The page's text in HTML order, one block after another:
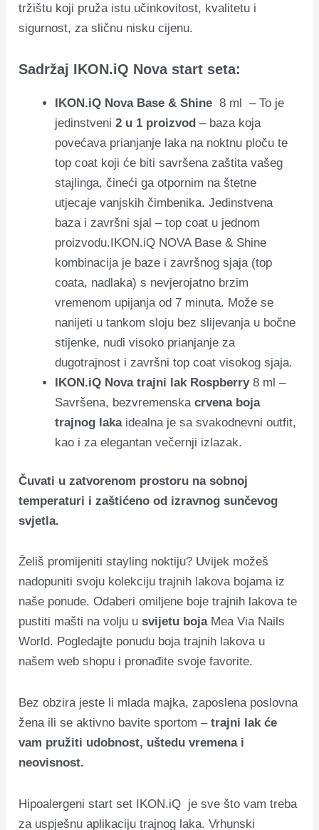
tržištu koji pruža istu učinkovitost, kvalitetu i
sigurnost, za sličnu nisku cijenu.
Sadržaj IKON.iQ Nova start seta:
IKON.iQ Nova Base & Shine 8 ml – To je
jedinstveni2 u 1 proizvod – baza koja
povećava prianjanje laka na noktnu ploču te
top coat koji će biti savršena zaštita vašeg
stajlinga, čineći ga otpornim na štetne
utjecaje vanjskih čimbenika. Jedinstvena
baza i završni sjal – top coat u jednom
proizvodu.IKON.iQ NOVA Base & Shine
kombinacija je baze i završnog sjaja (top
coata, nadlaka) s nevjerojatno brzim
vremenom upijanja od 7 minuta. Može se
nanijeti u tankom sloju bez slijevanja u bočne
stijenke, nudi visoko prianjanje za
dugotrajnost i završni top coat visokog sjaja.
IKON.iQ Nova trajni lak Rospberry8 ml –
Savršena, bezvremenskacrvena boja
trajnog lakaidealna je sa svakodnevni outfit,
kao i za elegantan večernji izlazak.
Čuvati u zatvorenom prostoru na sobnoj
temperaturi i zaštićeno od izravnog sunčevog
svjetla.
Želiš promijeniti stayling noktiju? Uvijek možeš
nadopuniti svoju kolekciju trajnih lakova bojama iz
naše ponude. Odaberi omiljene boje trajnih lakova te
pustiti mašti na volju usvijetu bojaMea Via Nails
World. Pogledajte ponudu boja trajnih lakova u
našem web shopu i pronađite svoje favorite.
Bez obzira jeste li mlada majka, zaposlena poslovna
žena ili se aktivno bavite sportom –trajni lakće
vam pružiti udobnost, uštedu vremena i
neovisnost.
Hipoalergeni start set IKON.iQ je sve što vam treba
za uspješnu aplikaciju trajnog laka. Vrhunski